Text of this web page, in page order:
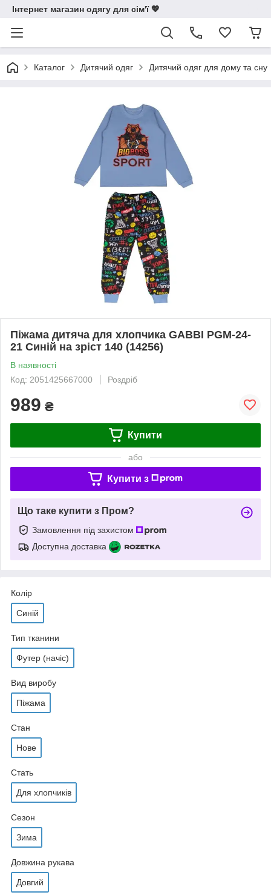
Інтернет магазин одягу для сім'ї 💖
Каталог Дитячий одяг Дитячий одяг для дому та сну
Піжама дитяча для хлопчика GABBI PGM-24-
21 Синій на зріст 140 (14256)
В наявності
Код: 2051425667000
Роздріб
989 ₴
Купити
або
Купити з
Що таке купити з Пром?
Замовлення під захистом
Доступна доставка
Колір
Синій
Тип тканини
Футер (начіс)
Вид виробу
Піжама
Стан
Нове
Стать
Для хлопчиків
Сезон
Зима
Довжина рукава
Довгий